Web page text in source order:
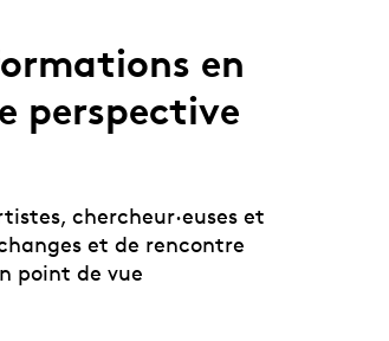
en
perspective
chercheur·euses et
et de rencontre
point de vue